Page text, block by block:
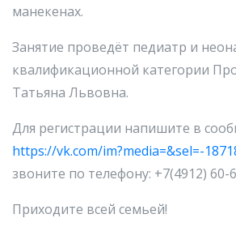
манекенах.
Занятие проведёт педиатр и
квалификационной категории
Татьяна Львовна.
Для регистрации напишите в
https://vk.com/im?media=&sel=-
звоните по телефону: +7(4912) 60-
Приходите всей семьей!